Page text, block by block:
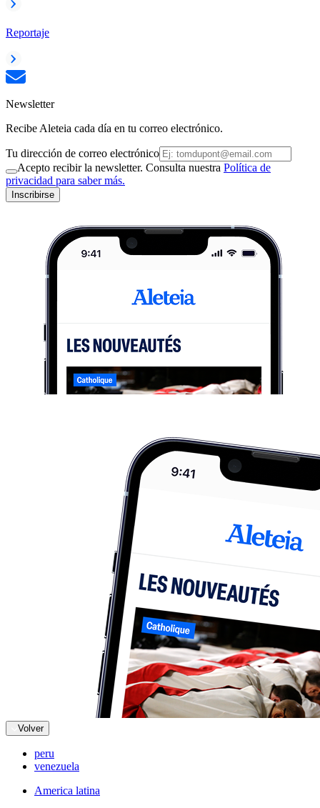
Reportaje
Newsletter
Recibe Aleteia cada día en tu correo electrónico.
Tu dirección de correo electrónico
Acepto recibir la newsletter. Consulta nuestra Política de
privacidad para saber más.
Inscribirse
Volver
peru
venezuela
America latina